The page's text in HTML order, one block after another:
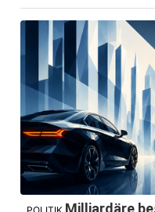
Milliardäre